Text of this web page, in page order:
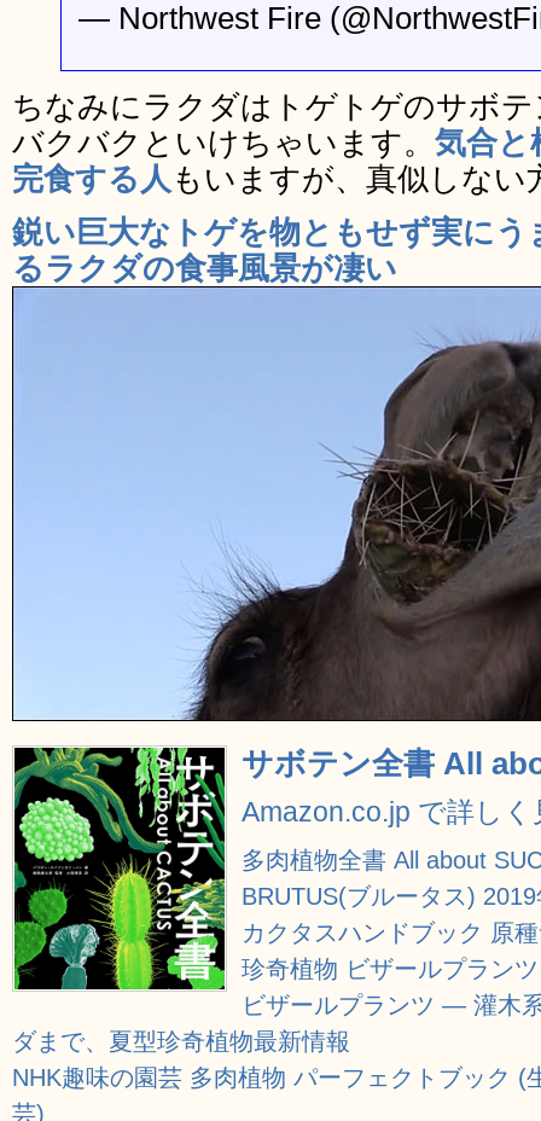
— Northwest Fire
ちなみにラクダはトゲトゲのサボ
バクバクといけちゃいます。 気合と
完食する人 もいますが、真似しな
鋭い巨大なトゲを物ともせず実に
るラクダの食事風景が凄い
サボテン全書 All
Amazon.co.jp で詳しく
多肉植物全書 All about
BRUTUS(ブルータス)
カクタスハンドブック 原
珍奇植物 ビザールプラン
ビザールプランツ ― 灌木
ダまで、夏型珍奇植物最新情報
NHK趣味の園芸 多肉植物 パーフェクトブック (
芸)